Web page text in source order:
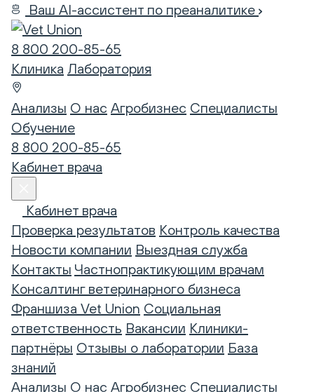
Ваш AI-ассистент по преаналитике
8 800 200-85-65
Клиника Лаборатория
Анализы О нас Агробизнес Специалисты
Обучение
8 800 200-85-65
Кабинет врача
Кабинет врача
Проверка результатов Контроль качества
Новости компании Выездная служба
Контакты Частнопрактикующим врачам
Консалтинг ветеринарного бизнеса
Франшиза Vet Union Социальная
ответственность Вакансии Клиники-
партнёры Отзывы о лаборатории База
знаний
Анализы О нас Агробизнес Специалисты